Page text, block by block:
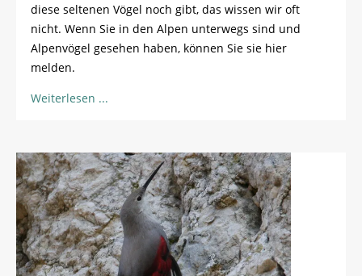
diese seltenen Vögel noch gibt, das wissen wir oft
nicht. Wenn Sie in den Alpen unterwegs sind und
Alpenvögel gesehen haben, können Sie sie hier
melden.
Weiterlesen